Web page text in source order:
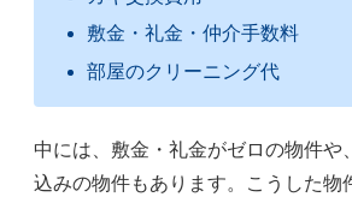
敷金・礼金・仲介手数料
部屋のクリーニング代
中には、敷金・礼金がゼロの物件や
込みの物件もあります。こうした物